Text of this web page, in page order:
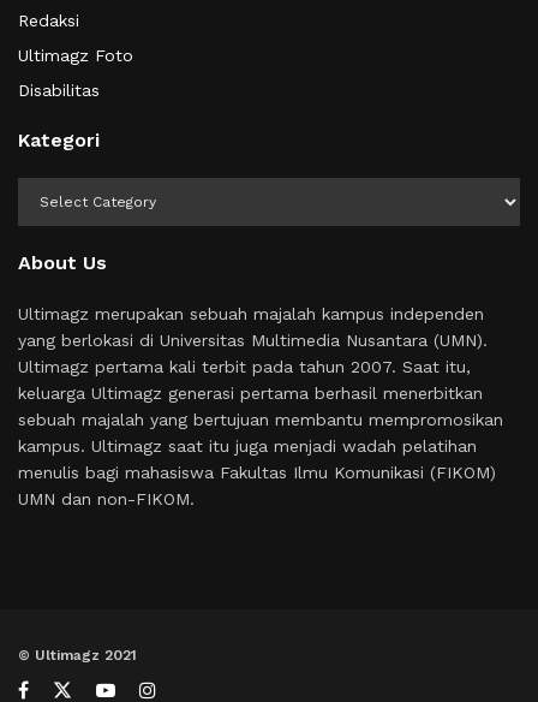
Redaksi
Ultimagz Foto
Disabilitas
Kategori
About Us
Ultimagz merupakan sebuah majalah kampus independen
yang berlokasi di Universitas Multimedia Nusantara (UMN).
Ultimagz pertama kali terbit pada tahun 2007. Saat itu,
keluarga Ultimagz generasi pertama berhasil menerbitkan
sebuah majalah yang bertujuan membantu mempromosikan
kampus. Ultimagz saat itu juga menjadi wadah pelatihan
menulis bagi mahasiswa Fakultas Ilmu Komunikasi (FIKOM)
UMN dan non-FIKOM.
© Ultimagz 2021